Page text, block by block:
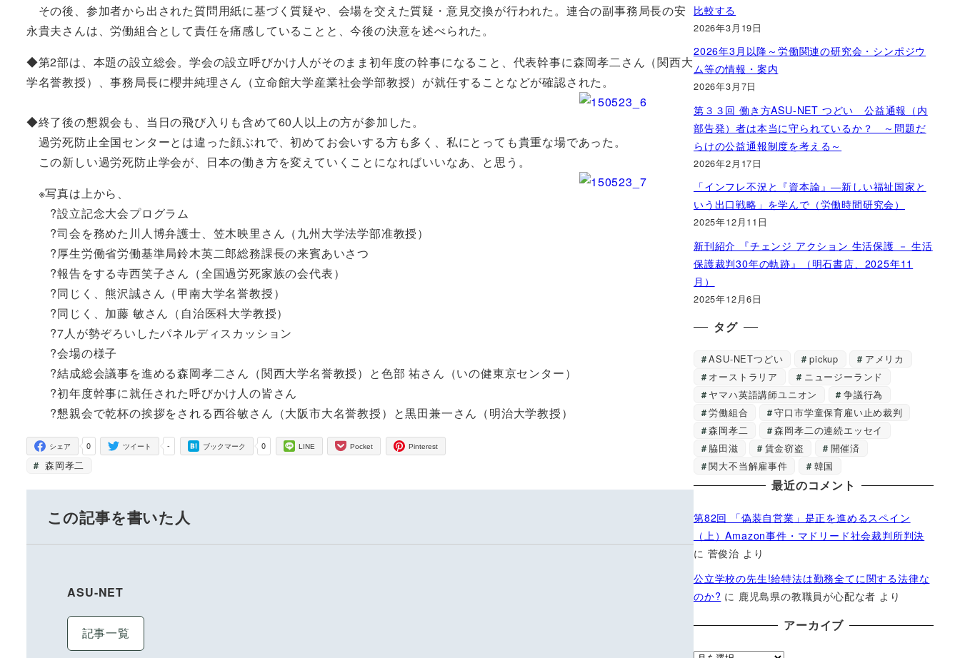
その後、参加者から出された質問用紙に基づく質疑や、会場を交えた質疑・意見交換が行われた。連合の副事務局長の安
永貴夫さんは、労働組合として責任を痛感していることと、今後の決意を述べられた。
◆第2部は、本題の設立総会。学会の設立呼びかけ人がそのまま初年度の幹事になること、代表幹事に森岡孝二さん（関西大
学名誉教授）、事務局長に櫻井純理さん（立命館大学産業社会学部教授）が就任することなどが確認された。
◆終了後の懇親会も、当日の飛び入りも含めて60人以上の方が参加した。
過労死防止全国センターとは違った顔ぶれで、初めてお会いする方も多く、私にとっても貴重な場であった。
この新しい過労死防止学会が、日本の働き方を変えていくことになればいいなあ、と思う。
※写真は上から、
?設立記念大会プログラム
?司会を務めた川人博弁護士、笠木映里さん（九州大学法学部准教授）
?厚生労働省労働基準局鈴木英二郎総務課長の来賓あいさつ
?報告をする寺西笑子さん（全国過労死家族の会代表）
?同じく、熊沢誠さん（甲南大学名誉教授）
?同じく、加藤 敏さん（自治医科大学教授）
?7人が勢ぞろいしたパネルディスカッション
?会場の様子
?結成総会議事を進める森岡孝二さん（関西大学名誉教授）と色部 祐さん（いの健東京センター）
?初年度幹事に就任された呼びかけ人の皆さん
?懇親会で乾杯の挨拶をされる西谷敏さん（大阪市大名誉教授）と黒田兼一さん（明治大学教授）
0
シェア -
ツイート 0
ブックマーク LINE Pocket Pinterest
森岡孝二
この記事を書いた人
ASU-NET
記事一覧
比較する
2026年3月19日
2026年3月以降～労働関連の研究会・シンポジウ
ム等の情報・案内
2026年3月7日
第３３回 働き方ASU-NET つどい 公益通報（内
部告発）者は本当に守られているか？ ～問題だ
らけの公益通報制度を考える～
2026年2月17日
「インフレ不況と『資本論』―新しい福祉国家と
いう出口戦略」を学んで（労働時間研究会）
2025年12月11日
新刊紹介 『チェンジ アクション 生活保護 － 生活
保護裁判30年の軌跡』（明石書店、2025年11
月）
2025年12月6日
タグ
ASU-NETつどい pickup
アメリカ
オーストラリア
ニュージーランド
ヤマハ英語講師ユニオン
争議行為
労働組合
守口市学童保育雇い止め裁判
森岡孝二
森岡孝二の連続エッセイ
脇田滋
賃金窃盗
開催済
関大不当解雇事件
韓国
最近のコメント
第82回 「偽装自営業」是正を進めるスペイン
（上）Amazon事件・マドリード社会裁判所判決
に 菅俊治 より
公立学校の先生!給特法は勤務全てに関する法律な
のか? に 鹿児島県の教職員が心配な者 より
アーカイブ